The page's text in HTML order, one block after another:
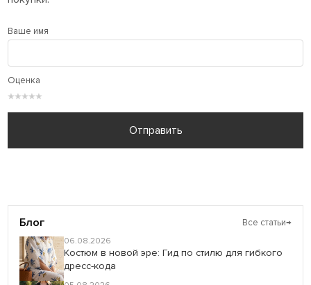
Ваше имя
Оценка
★
★
★
★
★
Отправить
Блог Все статьи→
06.08.2026
Костюм в новой эре: Гид по стилю для гибкого
дресс-кода